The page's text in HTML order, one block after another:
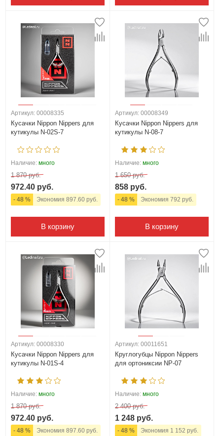
Артикул: 00008335
Кусачки Nippon Nippers для
кутикулы N-02S-7
Наличие: много
1 870 руб.
972.40 руб.
- 48 % Экономия 897.60 руб.
В корзину
Артикул: 00008349
Кусачки Nippon Nippers для
кутикулы N-08-7
Наличие: много
1 650 руб.
858 руб.
- 48 % Экономия 792 руб.
В корзину
Артикул: 00008330
Кусачки Nippon Nippers для
кутикулы N-01S-4
Наличие: много
1 870 руб.
972.40 руб.
- 48 % Экономия 897.60 руб.
Артикул: 00011651
Круглогубцы Nippon Nippers
для ортониксии NP-07
Наличие: много
2 400 руб.
1 248 руб.
- 48 % Экономия 1 152 руб.